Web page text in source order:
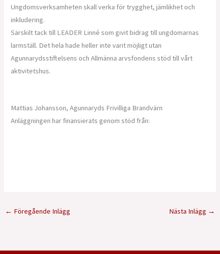
Ungdomsverksamheten skall verka för trygghet, jämlikhet och
inkludering.
Särskilt tack till LEADER Linné som givit bidrag till ungdomarnas
larmställ. Det hela hade heller inte varit möjligt utan
Agunnarydsstiftelsens och Allmänna arvsfondens stöd till vårt
aktivitetshus.
Mattias Johansson, Agunnaryds Frivilliga Brandvärn
Anläggningen har finansierats genom stöd från:
← Föregående Inlägg Nästa Inlägg →